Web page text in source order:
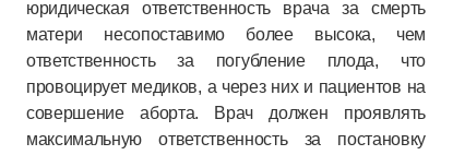
юридическая ответственность врача за смерть
матери несопоставимо более высока, чем
ответственность за погубление плода, что
провоцирует медиков, а через них и пациентов на
совершение аборта. Врач должен проявлять
максимальную ответственность за постановку